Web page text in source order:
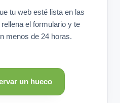
tu web esté lista en las
el formulario y te
menos de 24 horas.
un hueco